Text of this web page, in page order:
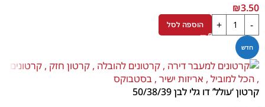
₪3.50
הוספה לסל
חדש
קרטון ‘עולל’ דו גלי לבן 50/38/39